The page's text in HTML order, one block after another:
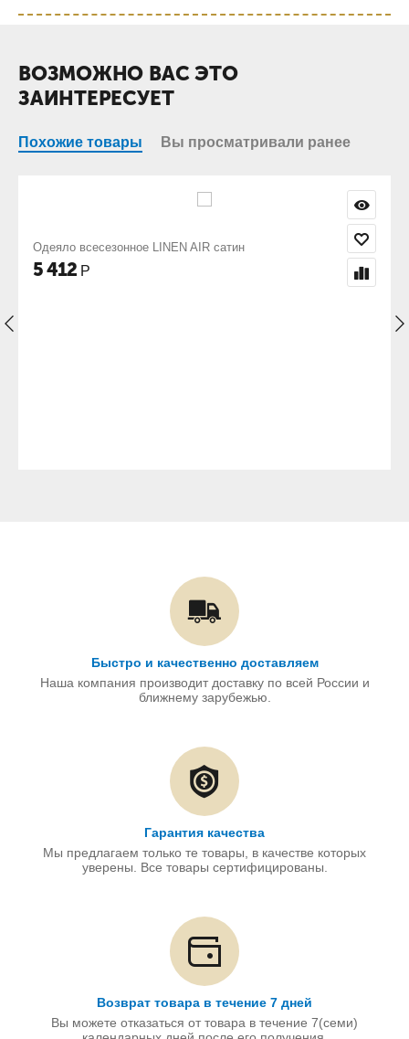
ВОЗМОЖНО ВАС ЭТО
ЗАИНТЕРЕСУЕТ
Похожие товары Вы просматривали ранее
сатин Одеяло всесезонное COTTON AIR
Быстро и качественно доставляем
Наша компания производит доставку по всей России и
ближнему зарубежью.
Гарантия качества
Мы предлагаем только те товары, в качестве которых
уверены. Все товары сертифицированы.
Возврат товара в течение 7 дней
Вы можете отказаться от товара в течение 7(семи)